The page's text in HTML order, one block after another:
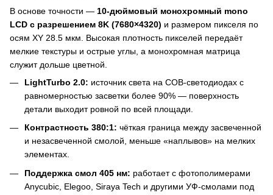
В основе точности — 10-дюймовый монохромный mono
LCD с разрешением 8K (7680×4320) и размером пикселя по
осям XY 28.5 мкм. Высокая плотность пикселей передаёт
мелкие текстуры и острые углы, а монохромная матрица
служит дольше цветной.
LightTurbo 2.0: источник света на COB-светодиодах с
равномерностью засветки более 90% — поверхность
детали выходит ровной по всей площади.
Контрастность 380:1: чёткая граница между засвеченной
и незасвеченной смолой, меньше «наплывов» на мелких
элементах.
Поддержка смол 405 нм: работает с фотополимерами
Anycubic, Elegoo, Siraya Tech и другими УФ-смолами под